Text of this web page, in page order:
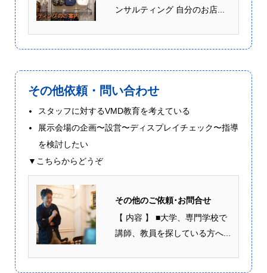
ンサルティング 自分のお店...
その他依頼・問い合わせ
スタッフに対するVMD教育を考えている
展示会場の企画〜設営〜ディスプレイチェック〜指導
を検討したい
▼こちらからどうぞ
その他のご依頼･お問合せ
【 内容 】 ■大学、専門学校で
講師、教員を探している方へ...